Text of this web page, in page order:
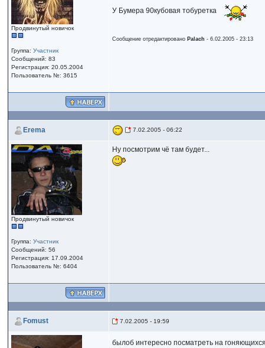
Продвинутый новичок
Группа:Участник
Сообщений: 83
Регистрация: 20.05.2004
Пользователь №: 3615
У Бумера 90кубовая тобуретка
Сообщение отредактировано Palach - 6.02.2005 - 23:13
Erema 7.02.2005 - 06:22
Продвинутый новичок
Группа:Участник
Сообщений: 56
Регистрация: 17.09.2004
Пользователь №: 6404
Ну посмотрим чё там будет...
Fomust 7.02.2005 - 19:59
былоб интересно посматреть на